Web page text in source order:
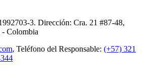
3. Dirección: Cra. 21 #87-48,
Colombia
, Teléfono del Responsable: (+57) 321